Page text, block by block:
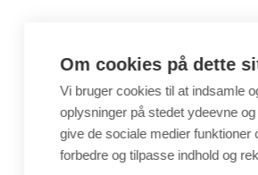
Crepepapir
Hobby
Om cookies på dette
Vi bruger cookies til at indsamle
oplysninger på stedet ydeevne
give de sociale medier funktioner
forbedre og tilpasse indhold og